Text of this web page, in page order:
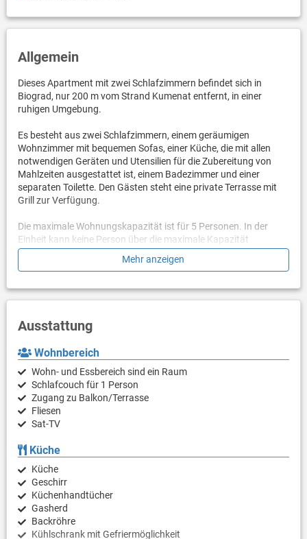
Allgemein
Dieses Apartment mit zwei Schlafzimmern befindet sich in
Biograd, nur 200 m vom Strand Kumenat entfernt, in einer
ruhigen Umgebung.
Es besteht aus zwei Schlafzimmern, einem geräumigen
Wohnzimmer mit bequemen Sofas, einer Küche, die mit allen
notwendigen Geräten und Utensilien für die Zubereitung von
Mahlzeiten ausgestattet ist, einem Badezimmer und einer
separaten Toilette. Den Gästen steht eine private Terrasse mit
Grill zur Verfügung.
Die maximale Wohnungskapazität ist für 5 Personen. In der
Einheit kann keine Person über die maximale Kapazität
aufgenommen werden, unabhängig vom Alter der kleinen
Mehr anzeigen
Ausstattung
Wohnbereich
Wohn- und Essbereich sind ein Raum
Schlafcouch für 1 Person
Zugang zu Balkon/Terrasse
Fliesen
Sat-TV
Küche
Küche
Geschirr
Küchenhandtücher
Gasherd
Backröhre
Kühlschrank mit Gefriermöglichkeit